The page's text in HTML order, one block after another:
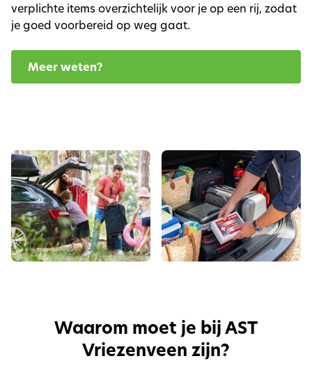
verplichte items overzichtelijk voor je op een rij, zodat
je goed voorbereid op weg gaat.
Meer weten?
Waarom moet je bij AST
Vriezenveen zijn?